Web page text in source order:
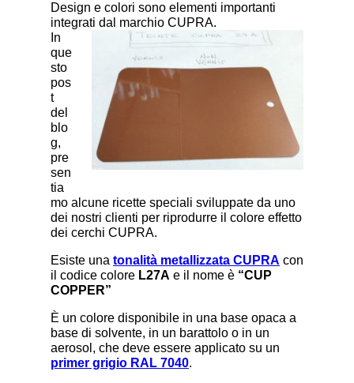
Design e colori sono elementi importanti
integrati dal marchio CUPRA.
In
que
sto
pos
t
del
blo
g,
pre
sen
tia
mo alcune ricette speciali sviluppate da uno
dei nostri clienti per riprodurre il colore effetto
dei cerchi CUPRA.
Esiste una tonalità metallizzata CUPRA con
il codice colore L27A e il nome è “CUP
COPPER”
È un colore disponibile in una base opaca a
base di solvente, in un barattolo o in un
aerosol, che deve essere applicato su un
primer grigio RAL 7040.